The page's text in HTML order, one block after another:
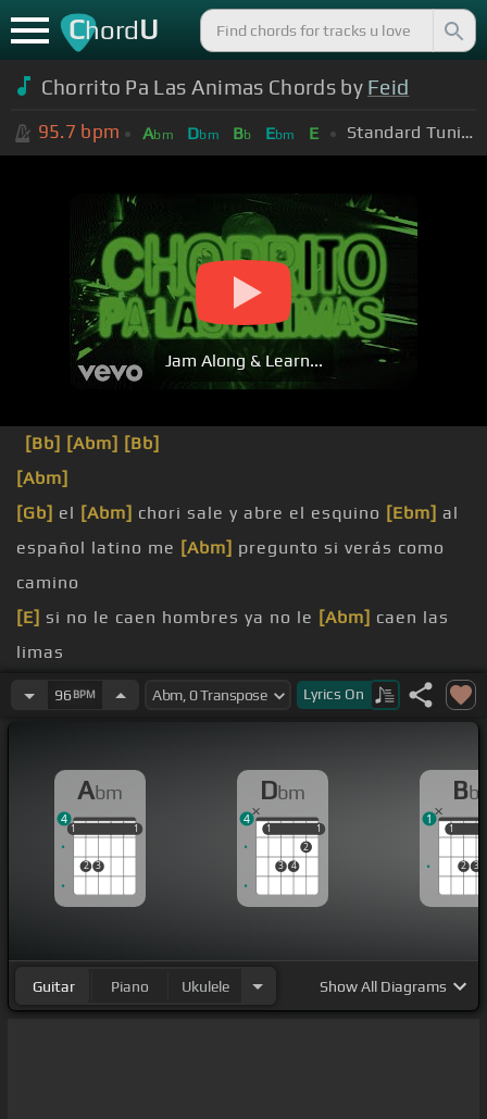
ChordU
Chorrito Pa Las Animas Chords by Feid
95.7 bpm Abm Dbm Bb Ebm E Standard Tuning (EADGBE)
Jam Along & Learn...
[Bb] [Abm] [Bb]
[Abm]
[Gb] el [Abm] chori sale y abre el esquino [Ebm] al
español latino me [Abm] pregunto si verás como
camino
[E] si no le caen hombres ya no le [Abm] caen las
limas
tu querías salir pero[Abm] ya paso la fajina[Dbm]
chorrito pa las animas
baby ya te[Db] [Abm]
96 BPM Lyrics On
Abm
1
2 3
1
1 1
4
Dbm
1
3 4
2
1
1 1
4
Bb
1
2 3
1
1
Guitar Piano Ukulele ShowAll Diagrams